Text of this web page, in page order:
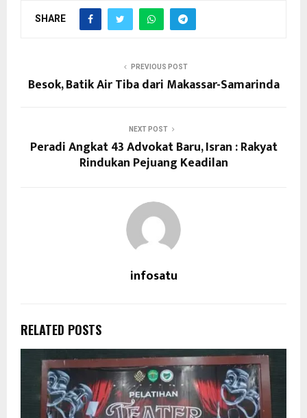
SHARE
PREVIOUS POST
Besok, Batik Air Tiba dari Makassar-Samarinda
NEXT POST
Peradi Angkat 43 Advokat Baru, Isran : Rakyat
Rindukan Pejuang Keadilan
infosatu
RELATED POSTS